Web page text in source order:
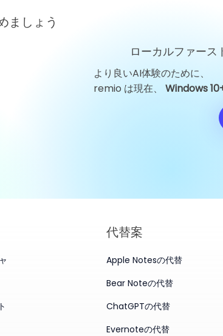
テクノロジーニ
ス：チップサイクルが確
Google
一人のエ
業界を
ましょう
ローカルファース
より良いAI体験のために、
remio は現在、 Windows
代替案
Apple Notesの代替
Bear Noteの代替
ChatGPTの代替
Evernoteの代替